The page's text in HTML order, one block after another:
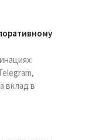
вклад в